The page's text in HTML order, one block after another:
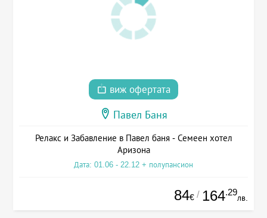
виж офертата
Павел Баня
Релакс и Забавление в Павел баня - Семеен хотел
Аризона
Дата: 01.06 - 22.12 + полупансион
84€ / 164.29
лв.